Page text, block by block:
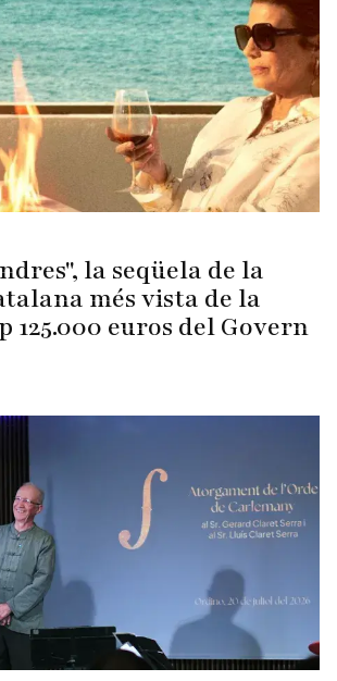
la seqüela de la
més vista de la
125.000 euros del Govern